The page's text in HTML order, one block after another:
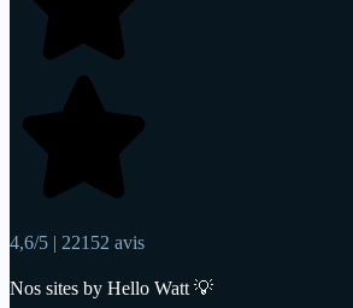
4,6/5 | 22152 avis
Nos sites by Hello Watt 💡